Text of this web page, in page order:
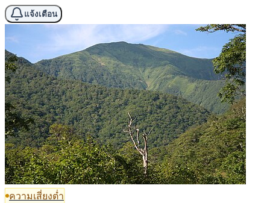
แจ้งเตือน
ความเสี่ยงต่ำ